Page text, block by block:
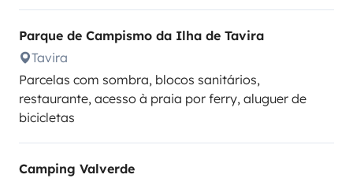
Parque de Campismo da Ilha de Tavira
Tavira
Parcelas com sombra, blocos sanitários,
restaurante, acesso à praia por ferry, aluguer de
bicicletas
Camping Valverde